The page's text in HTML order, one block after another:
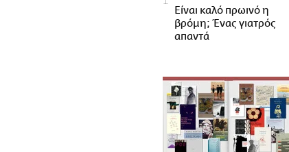
Είναι καλό πρωινό η
βρόμη; Ένας γιατρός
απαντά